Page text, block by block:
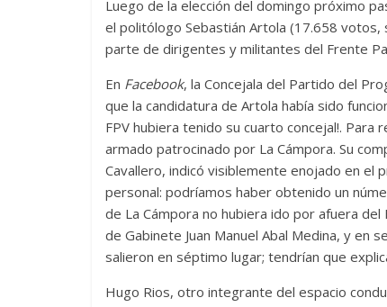
Luego de la elección del domingo próximo
el politólogo Sebastián Artola (17.658
parte de dirigentes y militantes del Frente
En Facebook, la Concejala del Partido del
que la candidatura de Artola había sido
FPV hubiera tenido su cuarto concejal!.
armado patrocinado por La Cámpora. Su
Cavallero, indicó visiblemente enojado en el
personal: podríamos haber obtenido un
de La Cámpora no hubiera ido por afuera
de Gabinete Juan Manuel Abal Medina, y en
salieron en séptimo lugar; tendrían que
Hugo Rios, otro integrante del espacio